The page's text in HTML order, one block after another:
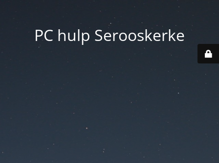
PC hulp Serooskerke